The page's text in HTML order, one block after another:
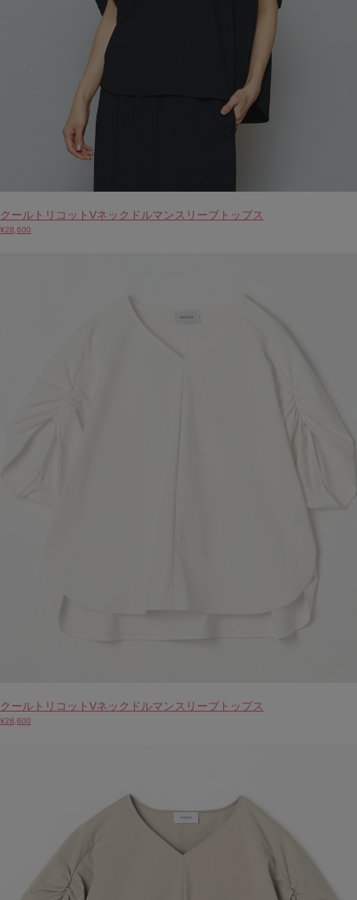
クールトリコットVネックドルマンスリーブトップス
¥28,600
クールトリコットVネックドルマンスリーブトップス
¥28,600